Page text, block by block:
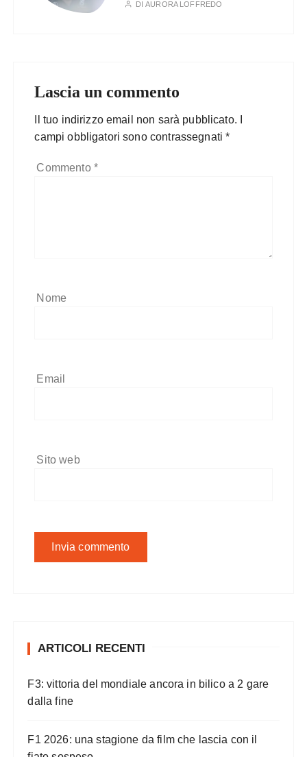
DIAURORA LOFFREDO
Lascia un commento
Il tuo indirizzo email non sarà pubblicato.
campi obbligatori sono contrassegnati*
Commento *
Nome
Email
Sito web
ARTICOLI RECENTI
F3: vittoria del mondiale ancora in bilico a 2 gare
dalla fine
F1 2026: una stagione da film che lascia con il